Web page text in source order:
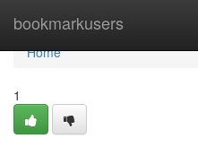
bookmarkusers
Home
Home
1